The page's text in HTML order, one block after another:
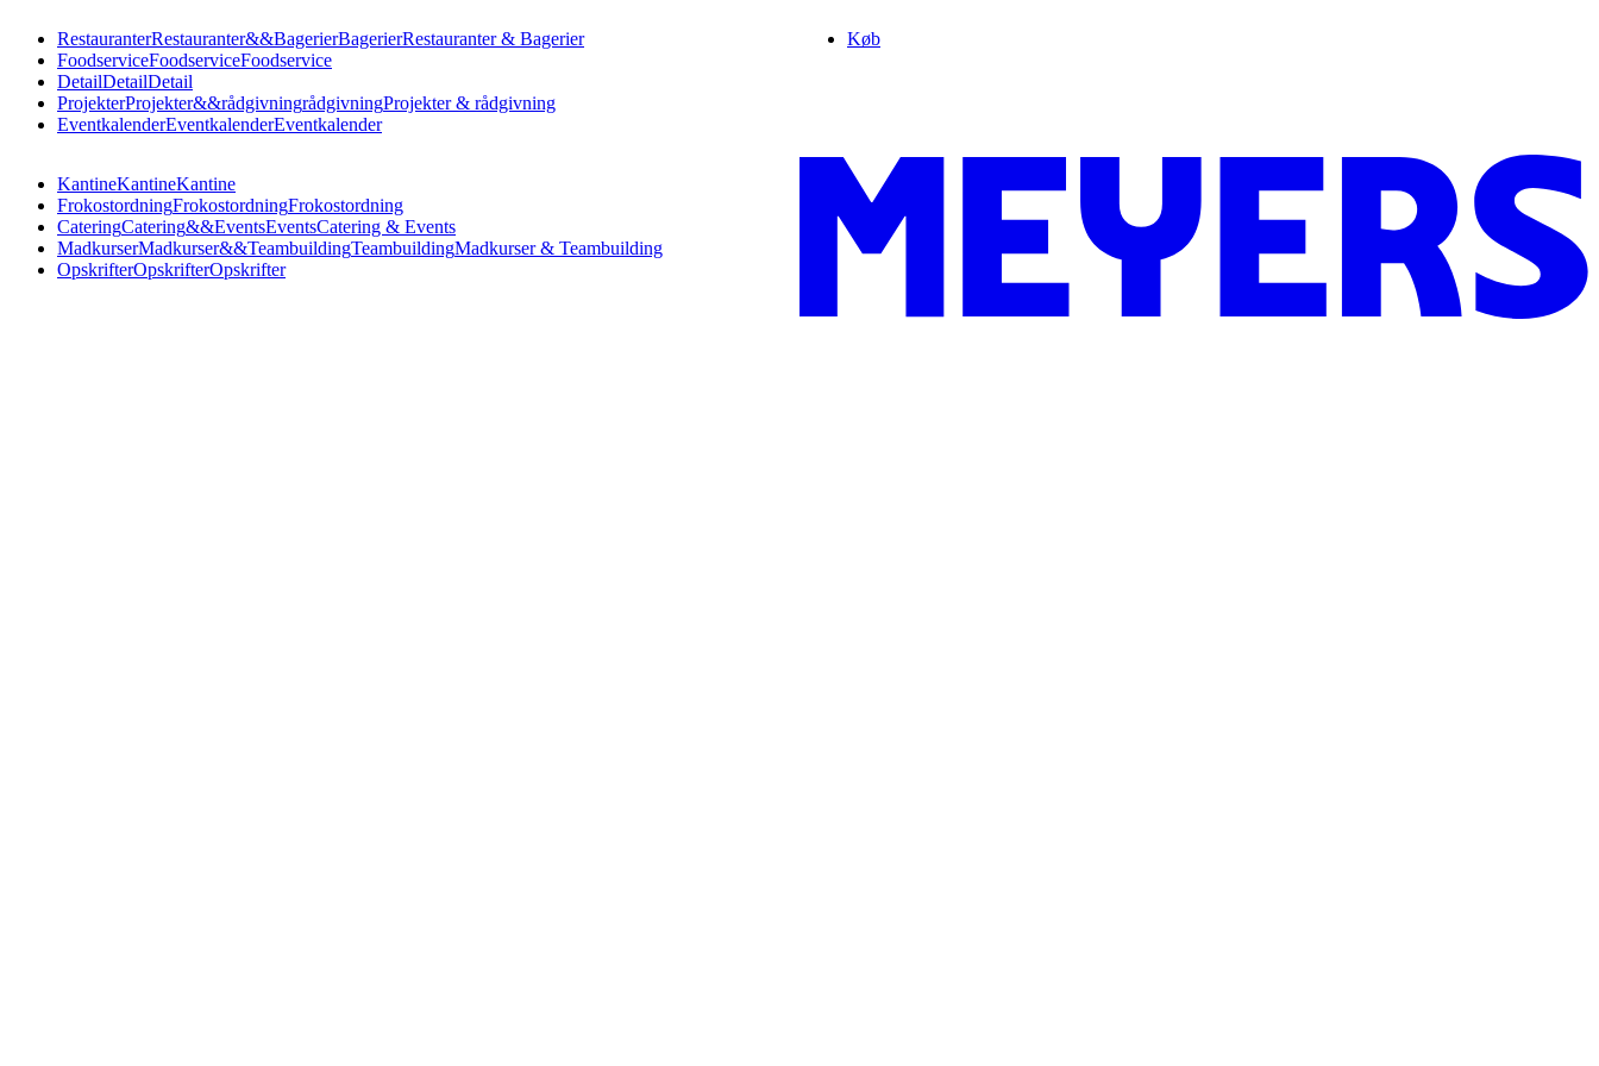
KantineKantineKantine
FrokostordningFrokostordningFrokostordning
CateringCatering&&EventsEventsCatering & Events
MadkurserMadkurser&&TeambuildingTeambuildingMadkurser & Teambuilding
OpskrifterOpskrifterOpskrifter
RestauranterRestauranter&&BagerierBagerierRestauranter & Bagerier
FoodserviceFoodserviceFoodservice
DetailDetailDetail
ProjekterProjekter&&rådgivningrådgivningProjekter & rådgivning
EventkalenderEventkalenderEventkalender
Køb